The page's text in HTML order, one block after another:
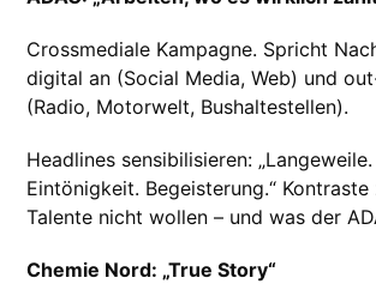
Crossmediale Kampagne. Spricht
digital an (Social Media, Web) und
(Radio, Motorwelt, Bushaltestellen).
Headlines sensibilisieren:
Eintönigkeit. Begeisterung.“
Talente nicht wollen – und was der
Chemie Nord: „True Story“